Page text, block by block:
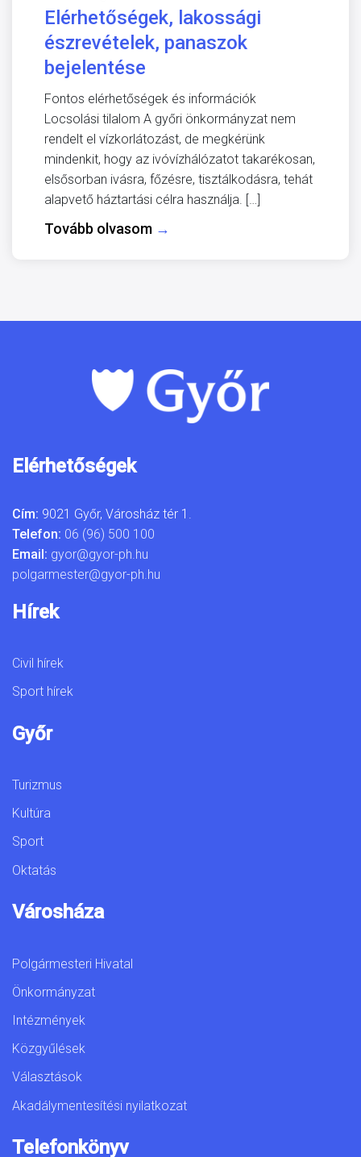
Elérhetőségek, lakossági
észrevételek, panaszok
bejelentése
Fontos elérhetőségek és információk
Locsolási tilalom A győri önkormányzat nem
rendelt el vízkorlátozást, de megkérünk
mindenkit, hogy az ivóvízhálózatot takarékosan,
elsősorban ivásra, főzésre, tisztálkodásra, tehát
alapvető háztartási célra használja. […]
Tovább olvasom →
Elérhetőségek
Cím: 9021 Győr, Városház tér 1.
Telefon: 06 (96) 500 100
Email: gyor@gyor-ph.hu
polgarmester@gyor-ph.hu
Hírek
Civil hírek
Sport hírek
Győr
Turizmus
Kultúra
Sport
Oktatás
Városháza
Polgármesteri Hivatal
Önkormányzat
Intézmények
Közgyűlések
Választások
Akadálymentesítési nyilatkozat
Telefonkönyv